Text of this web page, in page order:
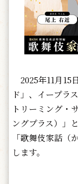
2025年11月15
ド」、イープラ
トリーミング・
ングプラス）」
「歌舞伎家話（
します。